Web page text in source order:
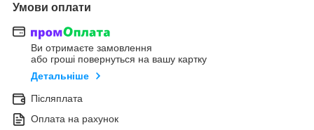
Умови оплати
Ви отримаєте замовлення
або гроші повернуться на вашу картку
Детальніше
Післяплата
Оплата на рахунок